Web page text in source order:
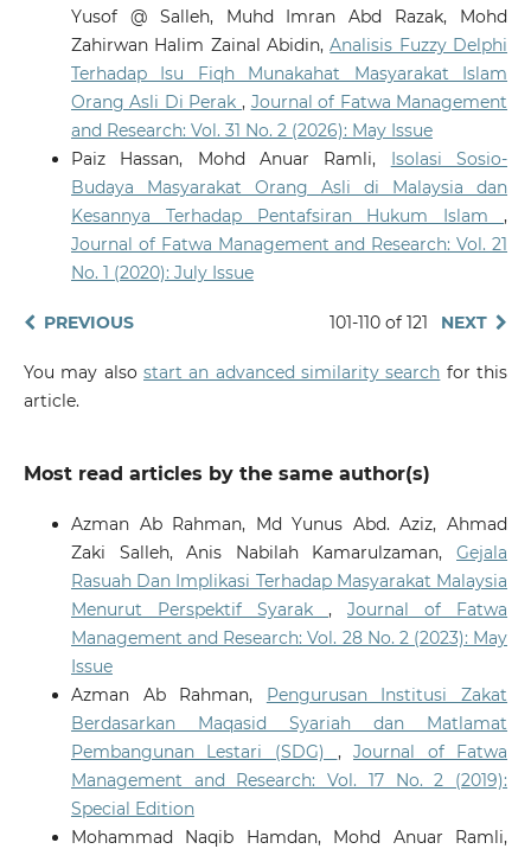
Yusof @ Salleh, Muhd Imran Abd Razak, Mohd
Zahirwan Halim Zainal Abidin,Analisis Fuzzy Delphi
Terhadap Isu Fiqh Munakahat Masyarakat Islam
Orang Asli Di Perak , Journal of Fatwa Management
and Research: Vol. 31 No. 2 (2026): May Issue
Paiz Hassan, Mohd Anuar Ramli, Isolasi Sosio-
Budaya Masyarakat Orang Asli di Malaysia dan
Kesannya Terhadap Pentafsiran Hukum Islam,
Journal of Fatwa Management and Research: Vol. 21
No. 1 (2020): July Issue
PREVIOUS 101-110 of 121 NEXT
You may also start an advanced similarity search for this
article.
Most read articles by the same author(s)
Azman Ab Rahman, Md Yunus Abd. Aziz, Ahmad
Zaki Salleh, Anis Nabilah Kamarulzaman,Gejala
Rasuah Dan Implikasi Terhadap Masyarakat Malaysia
Menurut Perspektif Syarak ,Journal of Fatwa
Management and Research: Vol. 28 No. 2 (2023): May
Issue
Azman Ab Rahman, Pengurusan Institusi Zakat
Berdasarkan Maqasid Syariah dan Matlamat
Pembangunan Lestari (SDG) ,Journal of Fatwa
Management and Research: Vol. 17 No. 2 (2019):
Special Edition
Mohammad Naqib Hamdan, Mohd Anuar Ramli,